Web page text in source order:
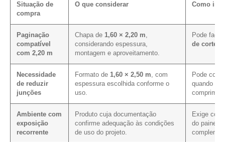
Situação de
compra
O que considerar Como
Paginação
compatível
com 2,20 m
Chapa de 1,60 × 2,20 m
considerando espessura,
montagem e aproveitamento.
Pode
de corte e
Necessidade
de reduzir
junções
Formato de 1,60 × 2,50 m , com
espessura escolhida conforme o
uso.
Pode
quando a
Ambiente com
exposição
recorrente
Produto cuja documentação
confirme adequação às condições
de uso do projeto.
Exige
do painel